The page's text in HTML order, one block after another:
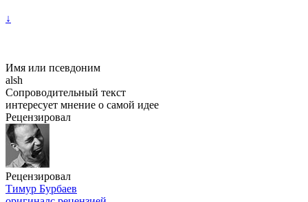
↓
Имя или псевдоним
alsh
Сопроводительный текст
интересует мнение о самой идее
Рецензировал
Рецензировал
Тимур Бурбаев